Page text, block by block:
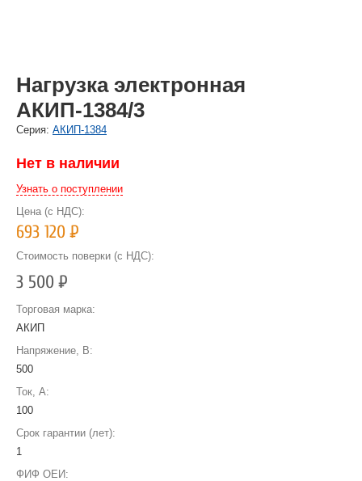
Нагрузка электронная
АКИП-1384/3
Cерия: АКИП-1384
Нет в наличии
Узнать о поступлении
Цена (с НДС):
693 120Р
Стоимость поверки (с НДС):
3 500Р
Торговая марка:
АКИП
Напряжение, В:
500
Ток, А:
100
Срок гарантии (лет):
1
ФИФ ОЕИ: